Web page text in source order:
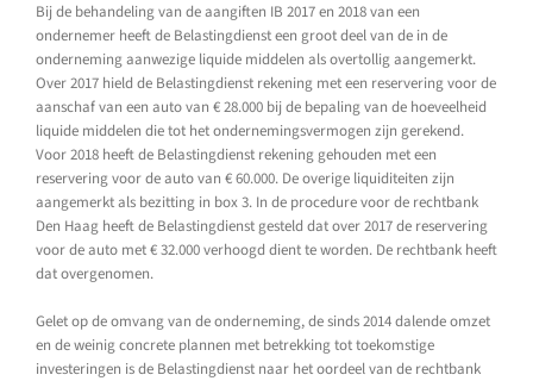
Bij de behandeling van de aangiften IB 2017 en 2018 van een
ondernemer heeft de Belastingdienst een groot deel van de in de
onderneming aanwezige liquide middelen als overtollig aangemerkt.
Over 2017 hield de Belastingdienst rekening met een reservering voor de
aanschaf van een auto van € 28.000 bij de bepaling van de hoeveelheid
liquide middelen die tot het ondernemingsvermogen zijn gerekend.
Voor 2018 heeft de Belastingdienst rekening gehouden met een
reservering voor de auto van € 60.000. De overige liquiditeiten zijn
aangemerkt als bezitting in box 3. In de procedure voor de rechtbank
Den Haag heeft de Belastingdienst gesteld dat over 2017 de reservering
voor de auto met € 32.000 verhoogd dient te worden. De rechtbank heeft
dat overgenomen.
Gelet op de omvang van de onderneming, de sinds 2014 dalende omzet
en de weinig concrete plannen met betrekking tot toekomstige
investeringen is de Belastingdienst naar het oordeel van de rechtbank